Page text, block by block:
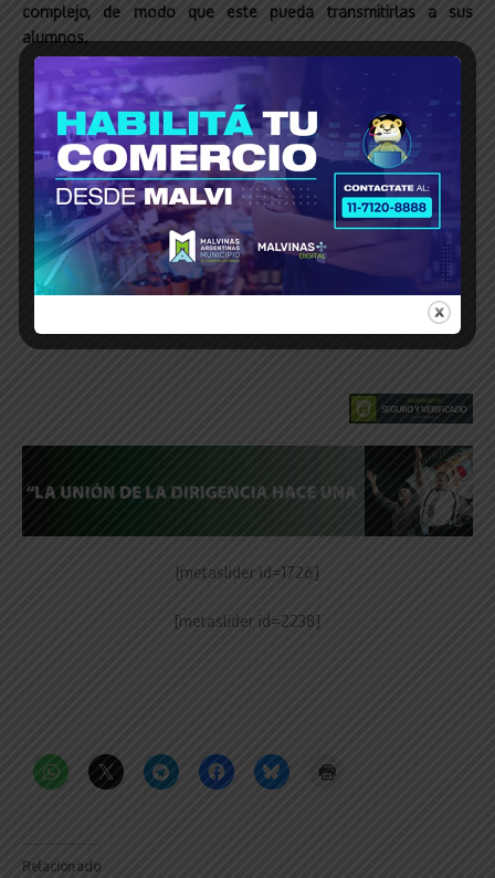
complejo, de modo que este pueda transmitirlas a sus
alumnos.
Así, el legado de Dufour y otros grandes artífices
de la relojería no morirá con ellos.
[metaslider id=1726]
[metaslider id=2238]
Relacionado